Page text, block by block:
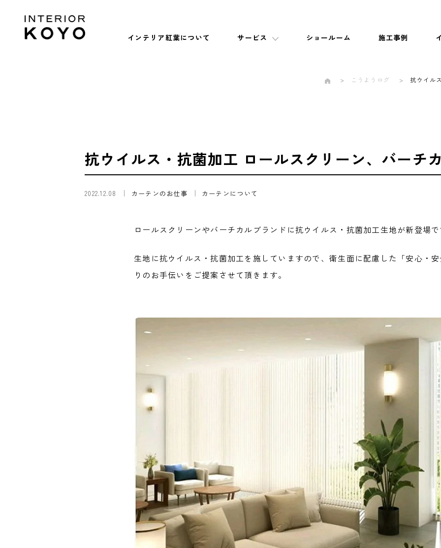
インテリア紅葉について サービス ショールーム 施工事例
こうようログ 抗ウイル
抗ウイルス・抗菌加工 ロールスクリーン、バーチ
2022.12.08 カーテンのお仕事 カーテンについて
ロールスクリーンやバーチカルブランドに抗ウイルス・抗菌加工生地が新登場
生地に抗ウイルス・抗菌加工を施していますので、衛生面に配慮した「安心・
りのお手伝いをご提案させて頂きます。